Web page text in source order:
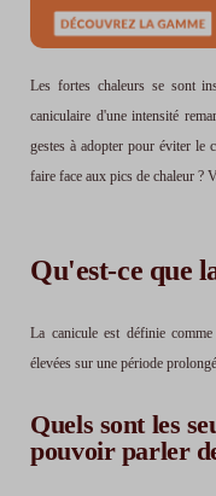
Les fortes chaleurs se sont
caniculaire d'une intensité
gestes à adopter pour éviter le
faire face aux pics de chaleur ?
Qu'est-ce que
La canicule est définie
élevées sur une période
Quels sont les
pouvoir parler